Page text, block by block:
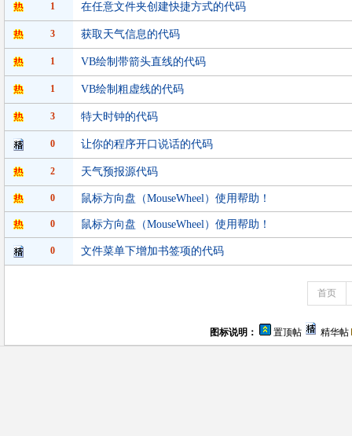
1 在任意文件夹创建快捷方式的代码
3 获取天气信息的代码
1 VB绘制带箭头直线的代码
1 VB绘制粗虚线的代码
3 特大时钟的代码
0 让你的程序开口说话的代码
2 天气预报源代码
0 鼠标方向盘（MouseWheel）使用帮助！
0 鼠标方向盘（MouseWheel）使用帮助！
0 文件菜单下增加书签项的代码
首页
图标说明： 置顶帖 精华帖